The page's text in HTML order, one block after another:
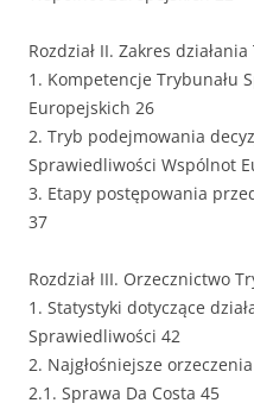
Rozdział II. Zakres
1. Kompetencje Trybunału
Europejskich 26
2. Tryb podejmowania
Sprawiedliwości Wspólnot
3. Etapy postępowania
37
Rozdział III. Orzecznictwo
1. Statystyki dotyczące
Sprawiedliwości 42
2. Najgłośniejsze
2.1. Sprawa Da Costa 45